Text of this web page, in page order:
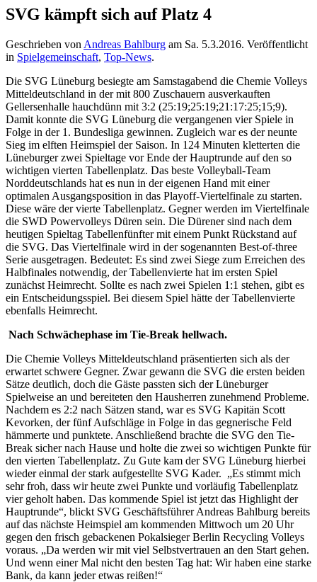
SVG kämpft sich auf Platz 4
Geschrieben von Andreas Bahlburg am Sa. 5.3.2016. Veröffentlicht
in Spielgemeinschaft, Top-News.
Die SVG Lüneburg besiegte am Samstagabend die Chemie Volleys
Mitteldeutschland in der mit 800 Zuschauern ausverkauften
Gellersenhalle hauchdünn mit 3:2 (25:19;25:19;21:17:25;15;9).
Damit konnte die SVG Lüneburg die vergangenen vier Spiele in
Folge in der 1. Bundesliga gewinnen. Zugleich war es der neunte
Sieg im elften Heimspiel der Saison. In 124 Minuten kletterten die
Lüneburger zwei Spieltage vor Ende der Hauptrunde auf den so
wichtigen vierten Tabellenplatz. Das beste Volleyball-Team
Norddeutschlands hat es nun in der eigenen Hand mit einer
optimalen Ausgangsposition in das Playoff-Viertelfinale zu starten.
Diese wäre der vierte Tabellenplatz. Gegner werden im Viertelfinale
die SWD Powervolleys Düren sein. Die Dürener sind nach dem
heutigen Spieltag Tabellenfünfter mit einem Punkt Rückstand auf
die SVG. Das Viertelfinale wird in der sogenannten Best-of-three
Serie ausgetragen. Bedeutet: Es sind zwei Siege zum Erreichen des
Halbfinales notwendig, der Tabellenvierte hat im ersten Spiel
zunächst Heimrecht. Sollte es nach zwei Spielen 1:1 stehen, gibt es
ein Entscheidungsspiel. Bei diesem Spiel hätte der Tabellenvierte
ebenfalls Heimrecht.
Nach Schwächephase im Tie-Break hellwach.
Die Chemie Volleys Mitteldeutschland präsentierten sich als der
erwartet schwere Gegner. Zwar gewann die SVG die ersten beiden
Sätze deutlich, doch die Gäste passten sich der Lüneburger
Spielweise an und bereiteten den Hausherren zunehmend Probleme.
Nachdem es 2:2 nach Sätzen stand, war es SVG Kapitän Scott
Kevorken, der fünf Aufschläge in Folge in das gegnerische Feld
hämmerte und punktete. Anschließend brachte die SVG den Tie-
Break sicher nach Hause und holte die zwei so wichtigen Punkte für
den vierten Tabellenplatz. Zu Gute kam der SVG Lüneburg hierbei
wieder einmal der stark aufgestellte SVG Kader. „Es stimmt mich
sehr froh, dass wir heute zwei Punkte und vorläufig Tabellenplatz
vier geholt haben. Das kommende Spiel ist jetzt das Highlight der
Hauptrunde“, blickt SVG Geschäftsführer Andreas Bahlburg bereits
auf das nächste Heimspiel am kommenden Mittwoch um 20 Uhr
gegen den frisch gebackenen Pokalsieger Berlin Recycling Volleys
voraus. „Da werden wir mit viel Selbstvertrauen an den Start gehen.
Und wenn einer Mal nicht den besten Tag hat: Wir haben eine starke
Bank, da kann jeder etwas reißen!“